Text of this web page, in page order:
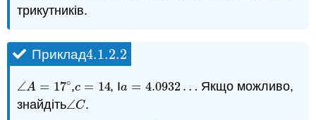
трикутників.
Приклад4.1.2.2
4.1.2.2
∠A = 17∘
∠A =17∘ ,c = 14
c =14 , Іa = 4.0932 …
a =4.0932…
Якщо можливо,
знайдіть∠C
∠C.